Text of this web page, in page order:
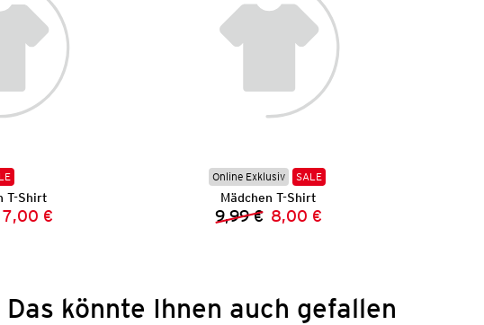
T-Shirt
Preis:
Preis:
7,00 €
Online Exklusiv SALE
Mädchen T-Shirt
Vorheriger Preis:
9,99 € Neuer Preis:
8,00 €
Das könnte Ihnen auch gefallen